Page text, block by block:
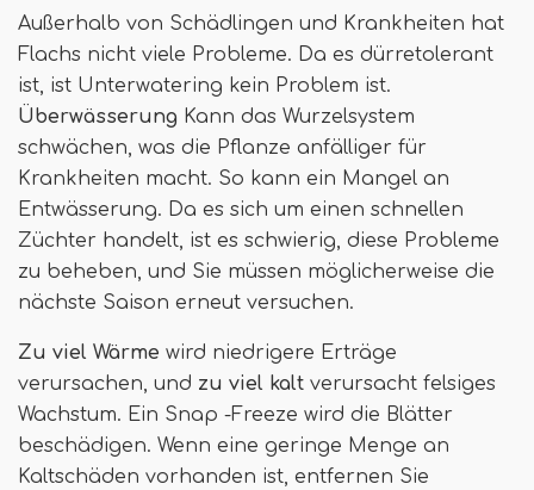
Außerhalb von Schädlingen und Krankheiten hat
Flachs nicht viele Probleme. Da es dürretolerant
ist, ist Unterwatering kein Problem ist.
Überwässerung Kann das Wurzelsystem
schwächen, was die Pflanze anfälliger für
Krankheiten macht. So kann ein Mangel an
Entwässerung. Da es sich um einen schnellen
Züchter handelt, ist es schwierig, diese Probleme
zu beheben, und Sie müssen möglicherweise die
nächste Saison erneut versuchen.
Zu viel Wärme wird niedrigere Erträge
verursachen, und zu viel kalt verursacht felsiges
Wachstum. Ein Snap -Freeze wird die Blätter
beschädigen. Wenn eine geringe Menge an
Kaltschäden vorhanden ist, entfernen Sie